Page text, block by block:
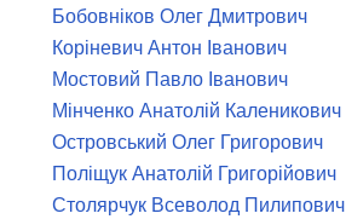
Бобовніков Олег Дмитрович
Коріневич Антон Іванович
Мостовий Павло Іванович
Мінченко Анатолій Каленикович
Островський Олег Григорович
Поліщук Анатолій Григорійович
Столярчук Всеволод Пилипович